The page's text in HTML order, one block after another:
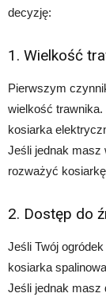
decyzję:
1. Wielkość
Pierwszym
wielkość
kosiarka
Jeśli jednak masz
rozważyć
2. Dostęp do
Jeśli Twój
kosiarka
Jeśli jednak masz